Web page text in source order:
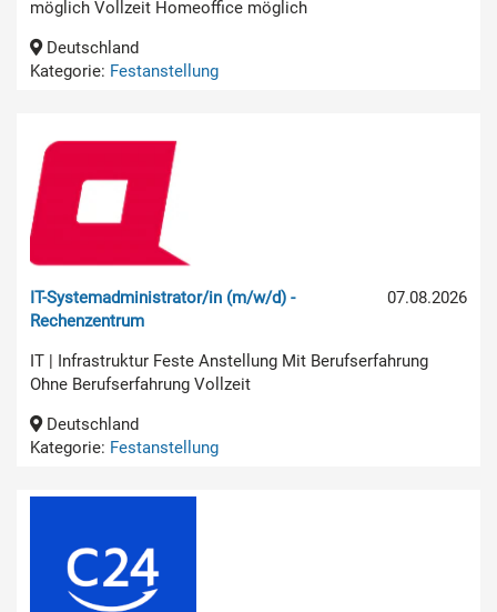
möglich Vollzeit Homeoffice möglich
Deutschland
Kategorie: Festanstellung
07.08.2026
IT-Systemadministrator/in (m/w/d) -
Rechenzentrum
IT | Infrastruktur Feste Anstellung Mit Berufserfahrung
Ohne Berufserfahrung Vollzeit
Deutschland
Kategorie: Festanstellung